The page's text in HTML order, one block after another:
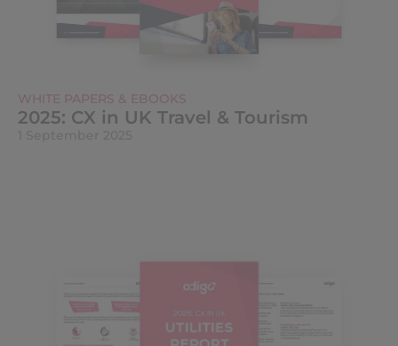
WHITE PAPERS & EBOOKS
2025: CX in UK Travel & Tourism